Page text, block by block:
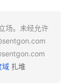
场。未经允许
域扎堆